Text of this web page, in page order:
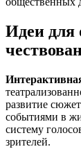
Идеи для
развитие
событиями в
систему
зрителей.